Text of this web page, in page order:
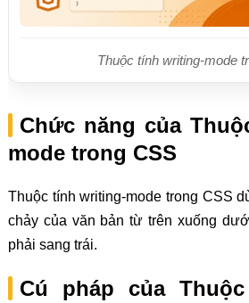
Thuộc tính writing-mode
Chức năng của
mode trong CSS
Thuộc tính writing-mode trong CSS
chảy của văn bản từ trên xuống
phải sang trái.
Cú pháp của